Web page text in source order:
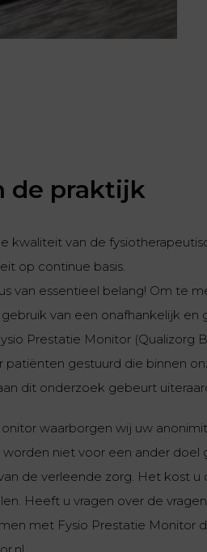
de praktijk
kwaliteit van de
op continue basis.
van essentieel belang! Om te
van een onafhankelijk en
Prestatie Monitor (Qualizorg
patiënten gestuurd die binnen
dit onderzoek gebeurt
waarborgen wij uw
niet voor een ander doel
de verleende zorg. Het kost u
Heeft u vragen over de
met Fysio Prestatie Monitor